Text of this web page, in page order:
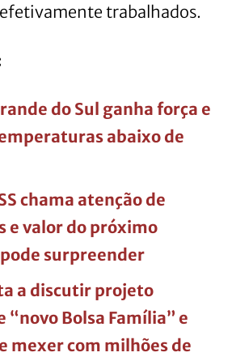
trabalhados.
do Sul ganha força e
abaixo de
chama atenção de
e valor do próximo
surpreender
a discutir projeto
“novo Bolsa Família” e
mexer com milhões de